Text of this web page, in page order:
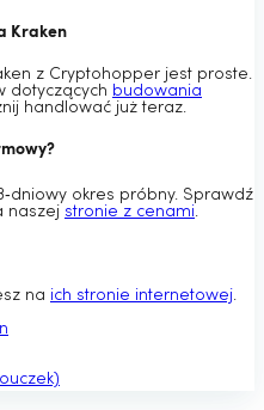
Kraken
z Cryptohopper jest proste.
dotyczących budowania
handlować już teraz.
okres próbny. Sprawdź
naszej stronie z cenami.
na ich stronie internetowej.